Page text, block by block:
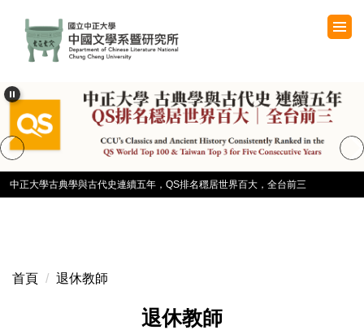
內
區
中正大學古典學與古代史連續五年，QS排名穩居世界百大，全台前三
首頁 退休教師
退休教師